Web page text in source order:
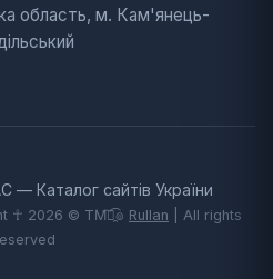
область, м. Кам'янець-
— Каталог сайтів України
☥ 2026 © TM͡๏̯͡๏ Rullan | All rights